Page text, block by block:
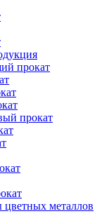
прокат
прокат
металлов